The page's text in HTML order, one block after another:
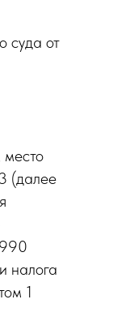
суда от
(далее
налога
1